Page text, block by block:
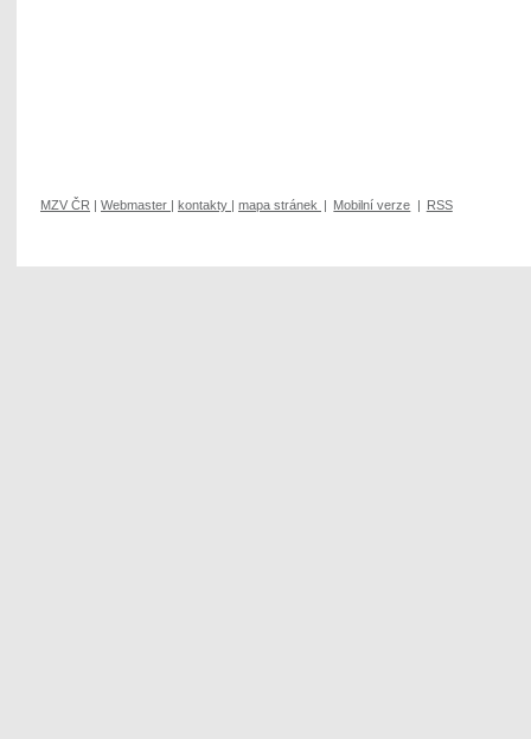
MZV ČR | Webmaster | kontakty | mapa stránek | Mobilní verze | RSS